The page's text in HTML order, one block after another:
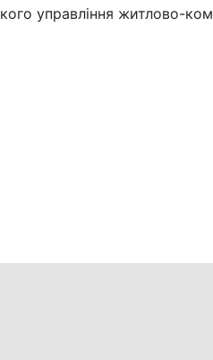
управління житлово-